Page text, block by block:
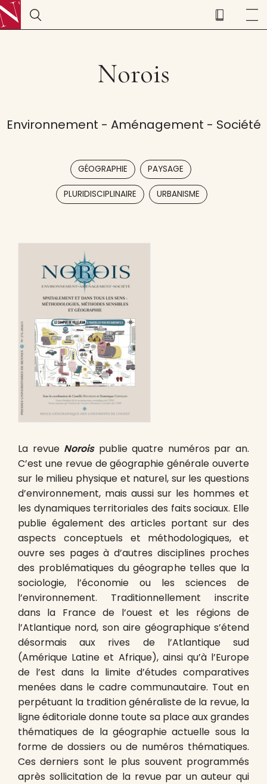
Norois
Environnement - Aménagement - Société
GÉOGRAPHIE , PAYSAGE
PLURIDISCIPLINAIRE , URBANISME
La revue Noroispublie quatre numéros par an.
C’est une revue de géographie générale ouverte
sur le milieu physique et naturel, sur les questions
d’environnement, mais aussi sur les hommes et
les dynamiques territoriales des faits sociaux. Elle
publie également des articles portant sur des
aspects conceptuels et méthodologiques, et
ouvre ses pages à d’autres disciplines proches
des problématiques du géographe telles que la
sociologie, l’économie ou les sciences de
l’environnement. Traditionnellement inscrite
dans la France de l’ouest et les régions de
l’Atlantique nord, son aire géographique s’étend
désormais aux rives de l’Atlantique sud
(Amérique Latine et Afrique), ainsi qu’à l’Europe
de l’est dans la limite d’études comparatives
menées dans le cadre communautaire. Tout en
perpétuant la tradition généraliste de la revue, la
ligne éditoriale donne toute sa place aux grandes
thématiques de la géographie actuelle sous la
forme de dossiers ou de numéros thématiques.
Ces derniers sont le plus souvent programmés
après sollicitation de la revue par un auteur qui